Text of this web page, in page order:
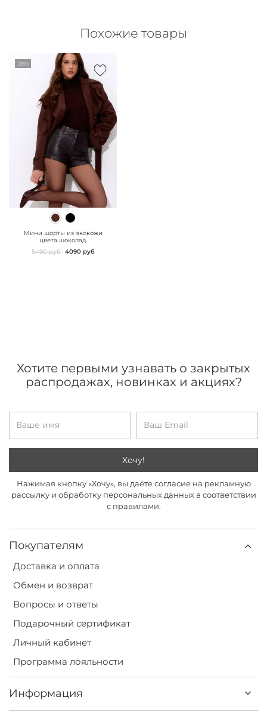
Похожие товары
-26%
" class="js-prevent-
Мини шорты из экокожи
цвета шоколад
5490 руб 4090 руб
Покупателям
Доставка и оплата
Обмен и возврат
Вопросы и ответы
Подарочный сертификат
Личный кабинет
Программа лояльности
Информация
Хотите первыми узнавать о закрытых
распродажах, новинках и акциях?
Хочу!
Нажимая кнопку «Хочу», вы даёте согласие на рекламную
рассылку и обработку персональных данных в соответствии
с правилами.